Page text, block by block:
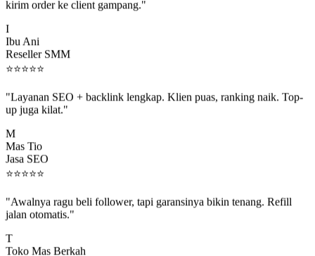
Ibu Ani
Reseller SMM
⭐⭐⭐⭐⭐
up juga kilat."
Mas Tio
Jasa SEO
⭐⭐⭐⭐⭐
jalan otomatis."
Toko Mas Berkah
Pedagang Emas